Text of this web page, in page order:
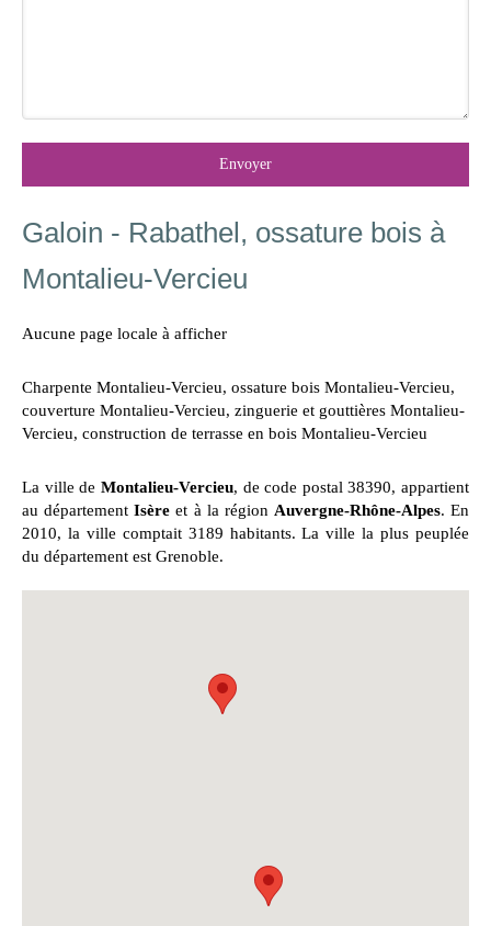
Envoyer
Galoin - Rabathel, ossature bois à
Montalieu-Vercieu
Aucune page locale à afficher
Charpente Montalieu-Vercieu, ossature bois Montalieu-Vercieu,
couverture Montalieu-Vercieu, zinguerie et gouttières Montalieu-
Vercieu, construction de terrasse en bois Montalieu-Vercieu
La ville de Montalieu-Vercieu, de code postal 38390, appartient
au départementIsère et à la région Auvergne-Rhône-Alpes. En
2010, la ville comptait 3189 habitants. La ville la plus peuplée
du département est Grenoble.